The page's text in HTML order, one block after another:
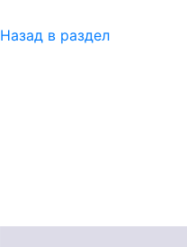
Назад в раздел